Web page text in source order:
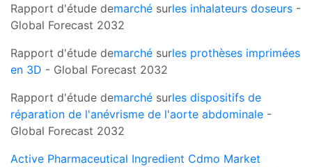
Rapport d'étude demarché surles inhalateurs doseurs -
Global Forecast 2032
Rapport d'étude demarché surles prothèses imprimées
en 3D - Global Forecast 2032
Rapport d'étude demarché surles dispositifs de
réparation de l'anévrisme de l'aorte abdominale -
Global Forecast 2032
Active Pharmaceutical Ingredient Cdmo Market